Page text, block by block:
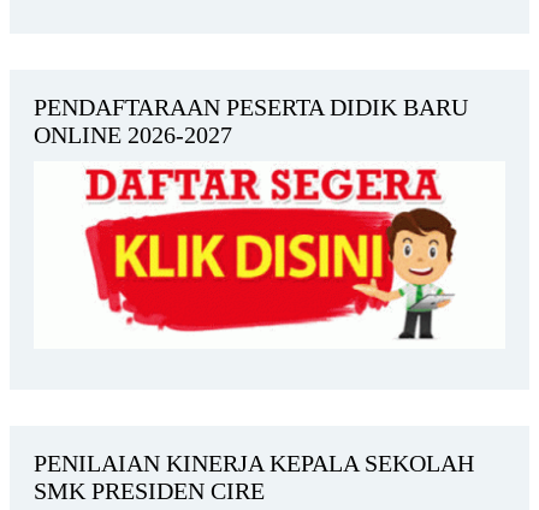
PENDAFTARAAN PESERTA DIDIK BARU
ONLINE 2026-2027
PENILAIAN KINERJA KEPALA SEKOLAH
SMK PRESIDEN CIRE